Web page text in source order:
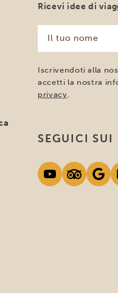
Ricevi idee di
tuo
nome
(Obbligatorio)
Iscrivendoti alla
accetti la nostra
privacy.
SEGUICI SUI